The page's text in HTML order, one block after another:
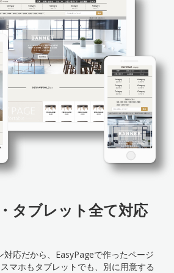
タブレット全て対応
対応だから、EasyPageで作ったページ
マホもタブレットでも、別に用意する